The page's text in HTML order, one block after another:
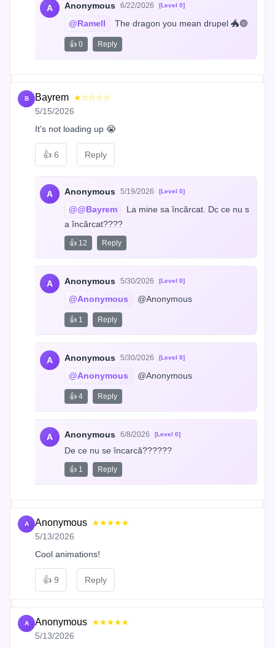
A Anonymous 6/22/2026 [Level 0]
@Ramell The dragon you mean drupel 🐲🟣
👍 0 Reply
B Bayrem ★☆☆☆☆
5/15/2026
It’s not loading up 😭
👍 6 Reply
A Anonymous 5/19/2026 [Level 0]
@@Bayrem
La mine sa încărcat. Dc ce nu s
a încărcat????
👍 12 Reply
A Anonymous 5/30/2026 [Level 0]
@Anonymous @Anonymous
👍 1 Reply
A Anonymous 5/30/2026 [Level 0]
@Anonymous @Anonymous
👍 4 Reply
A Anonymous 6/8/2026 [Level 0]
De ce nu se încarcă??????
👍 1 Reply
A Anonymous ★★★★★
5/13/2026
Cool animations!
👍 9 Reply
A Anonymous ★★★★★
5/13/2026